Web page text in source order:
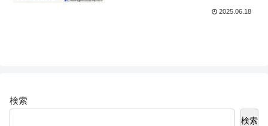
2025.06.18
検索
検索